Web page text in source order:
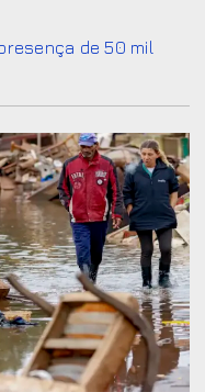
de 50 mil